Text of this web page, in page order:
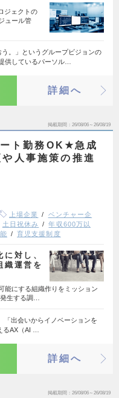
ジェクトの
ュール管
。」というグループビジョンの
供しているパーソル…
詳細へ
掲載期間 26/08/06～26/08/19
ト勤務OK★急成
人事施策の推進
上場企業
ベンチャー企
土日祝休み
年収600万以
育児支援制度
対し、
織運営を
能にする組織作りをミッション
生する調…
「出会いからイノベーションを
るAX（AI …
詳細へ
掲載期間 26/08/06～26/08/19